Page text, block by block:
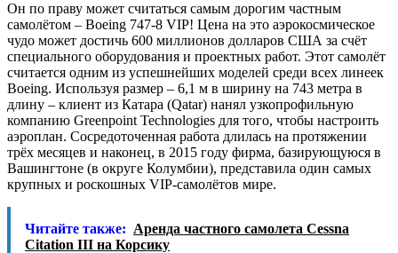
Он по праву может считаться самым дорогим частным
самолётом – Boeing 747-8 VIP! Цена на это аэрокосмическое
чудо может достичь 600 миллионов долларов США за счёт
специального оборудования и проектных работ. Этот самолёт
считается одним из успешнейших моделей среди всех линеек
Boeing. Используя размер – 6,1 м в ширину на 743 метра в
длину – клиент из Катара (Qatar) нанял узкопрофильную
компанию Greenpoint Technologies для того, чтобы настроить
аэроплан. Сосредоточенная работа длилась на протяжении
трёх месяцев и наконец, в 2015 году фирма, базирующуюся в
Вашингтоне (в округе Колумбии), представила один самых
крупных и роскошных VIP-самолётов мире.
Читайте также: Аренда частного самолета Cessna
Citation III на Корсику